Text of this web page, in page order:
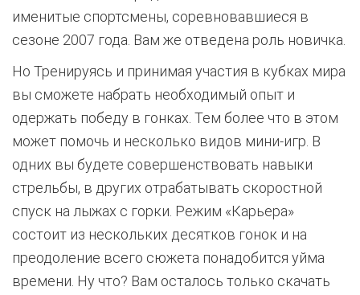
именитые спортсмены, соревновавшиеся в
сезоне 2007 года. Вам же отведена роль новичка.
Но Тренируясь и принимая участия в кубках мира
вы сможете набрать необходимый опыт и
одержать победу в гонках. Тем более что в этом
может помочь и несколько видов мини-игр. В
одних вы будете совершенствовать навыки
стрельбы, в других отрабатывать скоростной
спуск на лыжах с горки. Режим «Карьера»
состоит из нескольких десятков гонок и на
преодоление всего сюжета понадобится уйма
времени. Ну что? Вам осталось только скачать